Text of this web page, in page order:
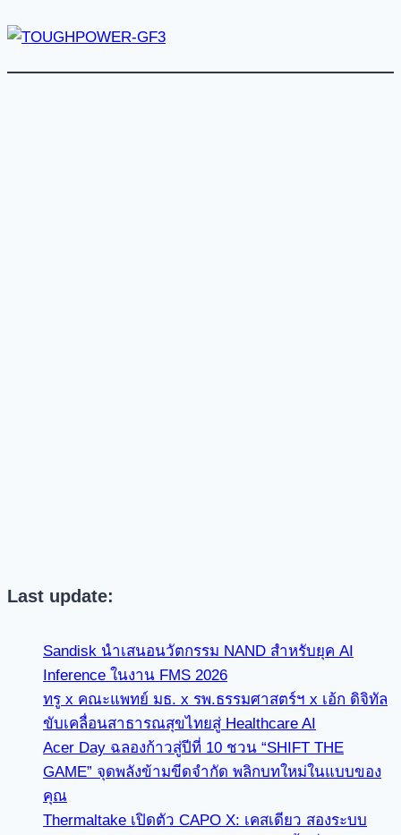
Last update:
Sandisk นำเสนอนวัตกรรม NAND สำหรับยุค AI
Inference ในงาน FMS 2026
ทรู x คณะแพทย์ มธ. x รพ.ธรรมศาสตร์ฯ x เอ้ก ดิจิทัล
ขับเคลื่อนสาธารณสุขไทยสู่ Healthcare AI
Acer Day ฉลองก้าวสู่ปีที่ 10 ชวน “SHIFT THE
GAME” จุดพลังข้ามขีดจำกัด พลิกบทใหม่ในแบบของ
คุณ
Thermaltake เปิดตัว CAPO X: เคสเดียว สองระบบ